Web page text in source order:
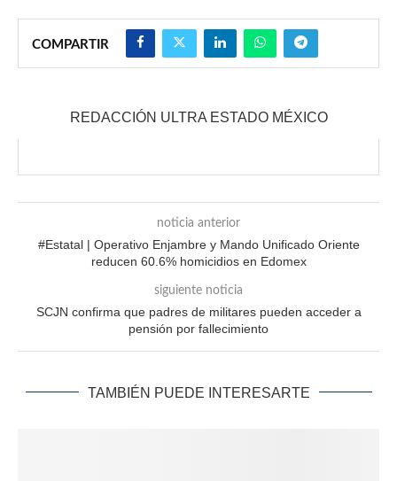
COMPARTIR
REDACCIÓN ULTRA ESTADO MÉXICO
noticia anterior
#Estatal | Operativo Enjambre y Mando Unificado Oriente
reducen 60.6% homicidios en Edomex
siguiente noticia
SCJN confirma que padres de militares pueden acceder a
pensión por fallecimiento
TAMBIÉN PUEDE INTERESARTE